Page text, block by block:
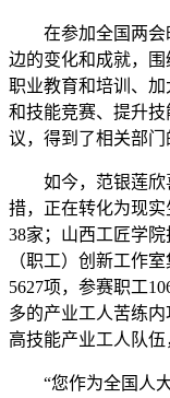
在参加全国两会
边的变化和成就，
职业教育和培训、
和技能竞赛、提升
议，得到了相关部门
如今，范银莲欣
措，正在转化为现
38家；山西工匠学
（职工）创新工作
5627项，参赛职工
多的产业工人苦练
高技能产业工人队伍
“您作为全国人大